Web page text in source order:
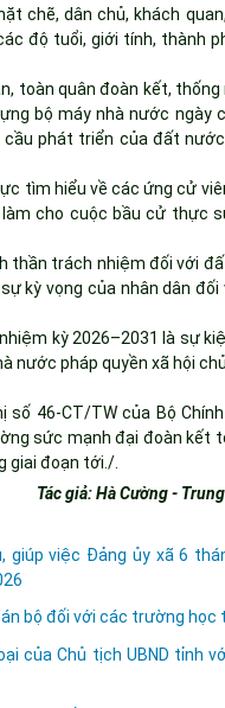
chẽ, dân chủ, khách
độ tuổi, giới tính, thành
toàn quân đoàn kết,
bộ máy nhà nước ngày
phát triển của đất
tìm hiểu về các ứng cử
cho cuộc bầu cử thực
thần trách nhiệm đối với
kỳ vọng của nhân dân đối
kỳ 2026–2031 là sự
nước pháp quyền xã hội
46-CT/TW của Bộ
sức mạnh đại đoàn kết
giai đoạn tới./.
Tác giả: Hà Cường -
giúp việc Đảng ủy xã 6
bộ đối với các trường học
của Chủ tịch UBND tỉnh